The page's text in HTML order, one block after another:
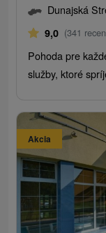
Dunajská
9,0 (341
Pohoda pre
služby, ktoré
Akcia